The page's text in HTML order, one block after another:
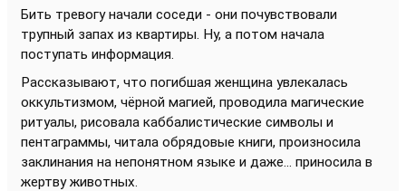
Бить тревогу начали соседи - они почувствовали
трупный запах из квартиры. Ну, а потом начала
поступать информация.
Рассказывают, что погибшая женщина увлекалась
оккультизмом, чёрной магией, проводила магические
ритуалы, рисовала каббалистические символы и
пентаграммы, читала обрядовые книги, произносила
заклинания на непонятном языке и даже... приносила в
жертву животных.